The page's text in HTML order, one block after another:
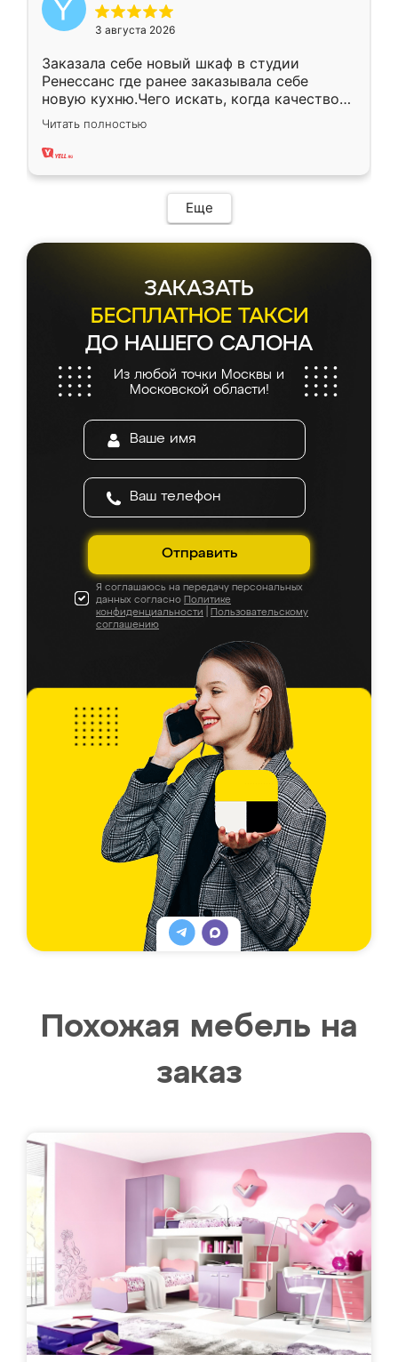
3 августа 2026
Заказала себе новый шкаф в студии
Ренессанс где ранее заказывала себе
новую кухню.Чего искать, когда качеством
вполне довольна. Служит кухня уже почти
два года, нареканий нет.
Читать полностью
Еще
ЗАКАЗАТЬ
БЕСПЛАТНОЕ ТАКСИ
ДО НАШЕГО САЛОНА
Из любой точки Москвы и
Московской области!
Отправить
Я соглашаюсь на передачу персональных
данных согласно Политике
конфиденциальности
Пользовательскому
соглашению
Похожая мебель на
заказ